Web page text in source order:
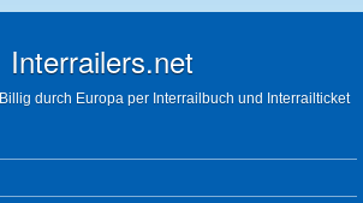
Interrailers.net
Billig durch Europa per Interrailbuch und Interrailticket